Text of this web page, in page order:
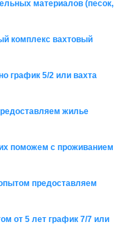
материалов (песок,
комплекс вахтовый
график 5/2 или вахта
жилье
поможем с проживанием
предоставляем
от 5 лет график 7/7 или